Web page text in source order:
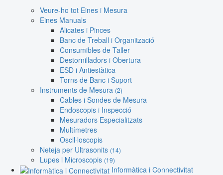
Veure-ho tot Eines i Mesura
Eines Manuals
Alicates i Pinces
Banc de Treball i Organització
Consumibles de Taller
Destornilladors i Obertura
ESD i Antiestàtica
Torns de Banc i Suport
Instruments de Mesura (2)
Cables i Sondes de Mesura
Endoscopis i Inspecció
Mesuradors Especialitzats
Multímetres
Oscil·loscopis
Neteja per Ultrasonits (14)
Lupes i Microscopis (19)
Informàtica i Connectivitat